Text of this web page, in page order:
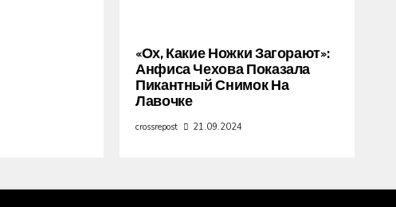
«Ох, Какие Ножки Загорают»:
Анфиса Чехова Показала
Пикантный Снимок На
Лавочке
crossrepost 21.09.2024